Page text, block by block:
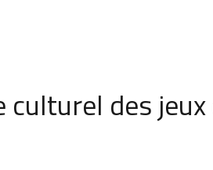
culturel des jeux